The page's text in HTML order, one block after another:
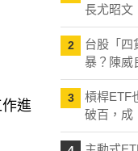
進
長尤昭文
2
台股「四
暴？陳威
3
槓桿ETF
破百，成